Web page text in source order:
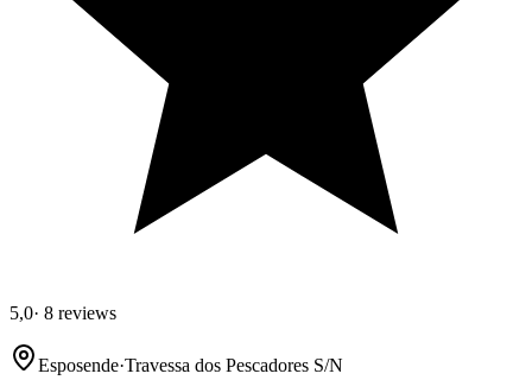
5,0· 8 reviews
Esposende·Travessa dos Pescadores S/N